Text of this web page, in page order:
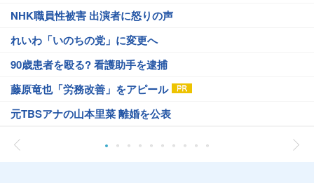
NHK職員性被害 出演者に怒りの声
れいわ「いのちの党」に変更へ
90歳患者を殴る? 看護助手を逮捕
藤原竜也「労務改善」をアピール
元TBSアナの山本里菜 離婚を公表